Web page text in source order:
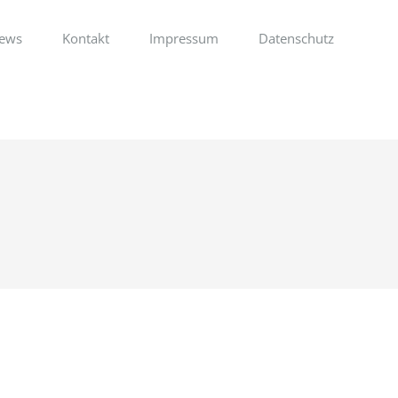
Kontakt Impressum Datenschutz